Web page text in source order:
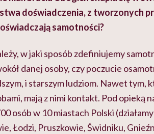
doświadczenia, z tworzonych
samotności?
w jaki sposób zdefiniujemy
danej osoby, czy poczucie
i starszym ludziom. Nawet tym,
mają z nimi kontakt. Pod opieką
osób w 10 miastach Polski
Łodzi, Pruszkowie, Świdniku,